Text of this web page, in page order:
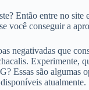
Então entre no site
você conseguir a
negativadas que
Experimente,
Essas são algumas
atualmente.